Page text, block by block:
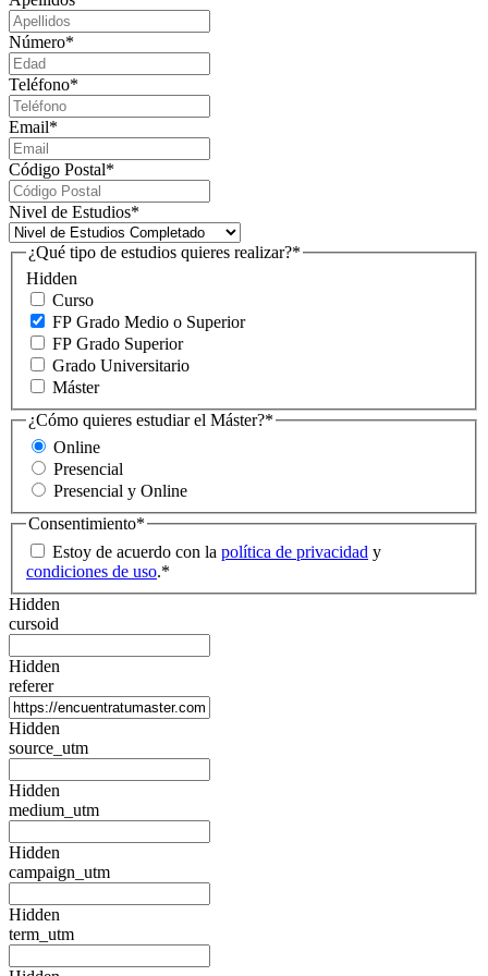
Número*
Teléfono*
Email*
Código Postal*
Nivel de Estudios*
Hidden
¿Qué tipo de estudios quieres realizar?*
Curso
FP Grado Medio o Superior
FP Grado Superior
Grado Universitario
Máster
¿Cómo quieres estudiar el Máster?*
Online
Presencial
Presencial y Online
Consentimiento*
Estoy de acuerdo con la política de privacidad y
condiciones de uso.*
Hidden
cursoid
Hidden
referer
Hidden
source_utm
Hidden
medium_utm
Hidden
campaign_utm
Hidden
term_utm